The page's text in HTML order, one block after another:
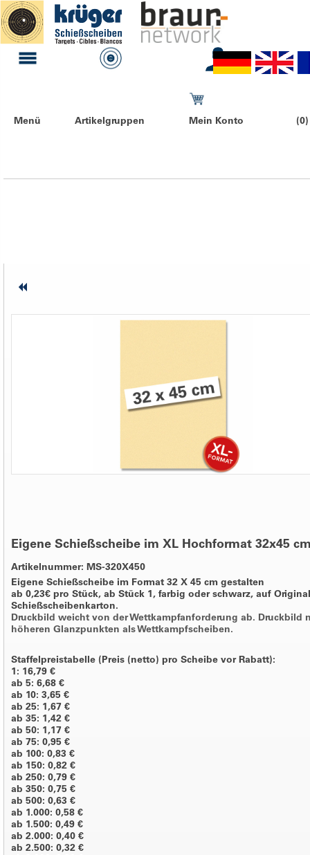
Menü Artikelgruppen Mein Konto
Eigene Schießscheibe im XL Hochformat 32x45
Artikelnummer: MS-320X450
Eigene Schießscheibe im Format 32 X 45 cm gestalten
ab 0,23€ pro Stück, ab Stück 1, farbig oder schwarz, auf Original
Schießscheibenkarton.
Druckbild weicht von der Wettkampfanforderung ab. Druckbild
höheren Glanzpunkten als Wettkampfscheiben.
Staffelpreistabelle (Preis (netto) pro Scheibe vor Rabatt):
1: 16,79 €
ab 5: 6,68 €
ab 10: 3,65 €
ab 25: 1,67 €
ab 35: 1,42 €
ab 50: 1,17 €
ab 75: 0,95 €
ab 100: 0,83 €
ab 150: 0,82 €
ab 250: 0,79 €
ab 350: 0,75 €
ab 500: 0,63 €
ab 1.000: 0,58 €
ab 1.500: 0,49 €
ab 2.000: 0,40 €
ab 2.500: 0,32 €